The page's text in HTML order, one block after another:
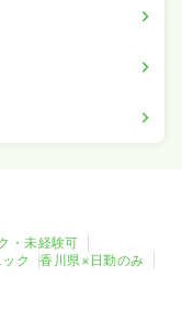
・未経験可
ク 香川県×日勤のみ